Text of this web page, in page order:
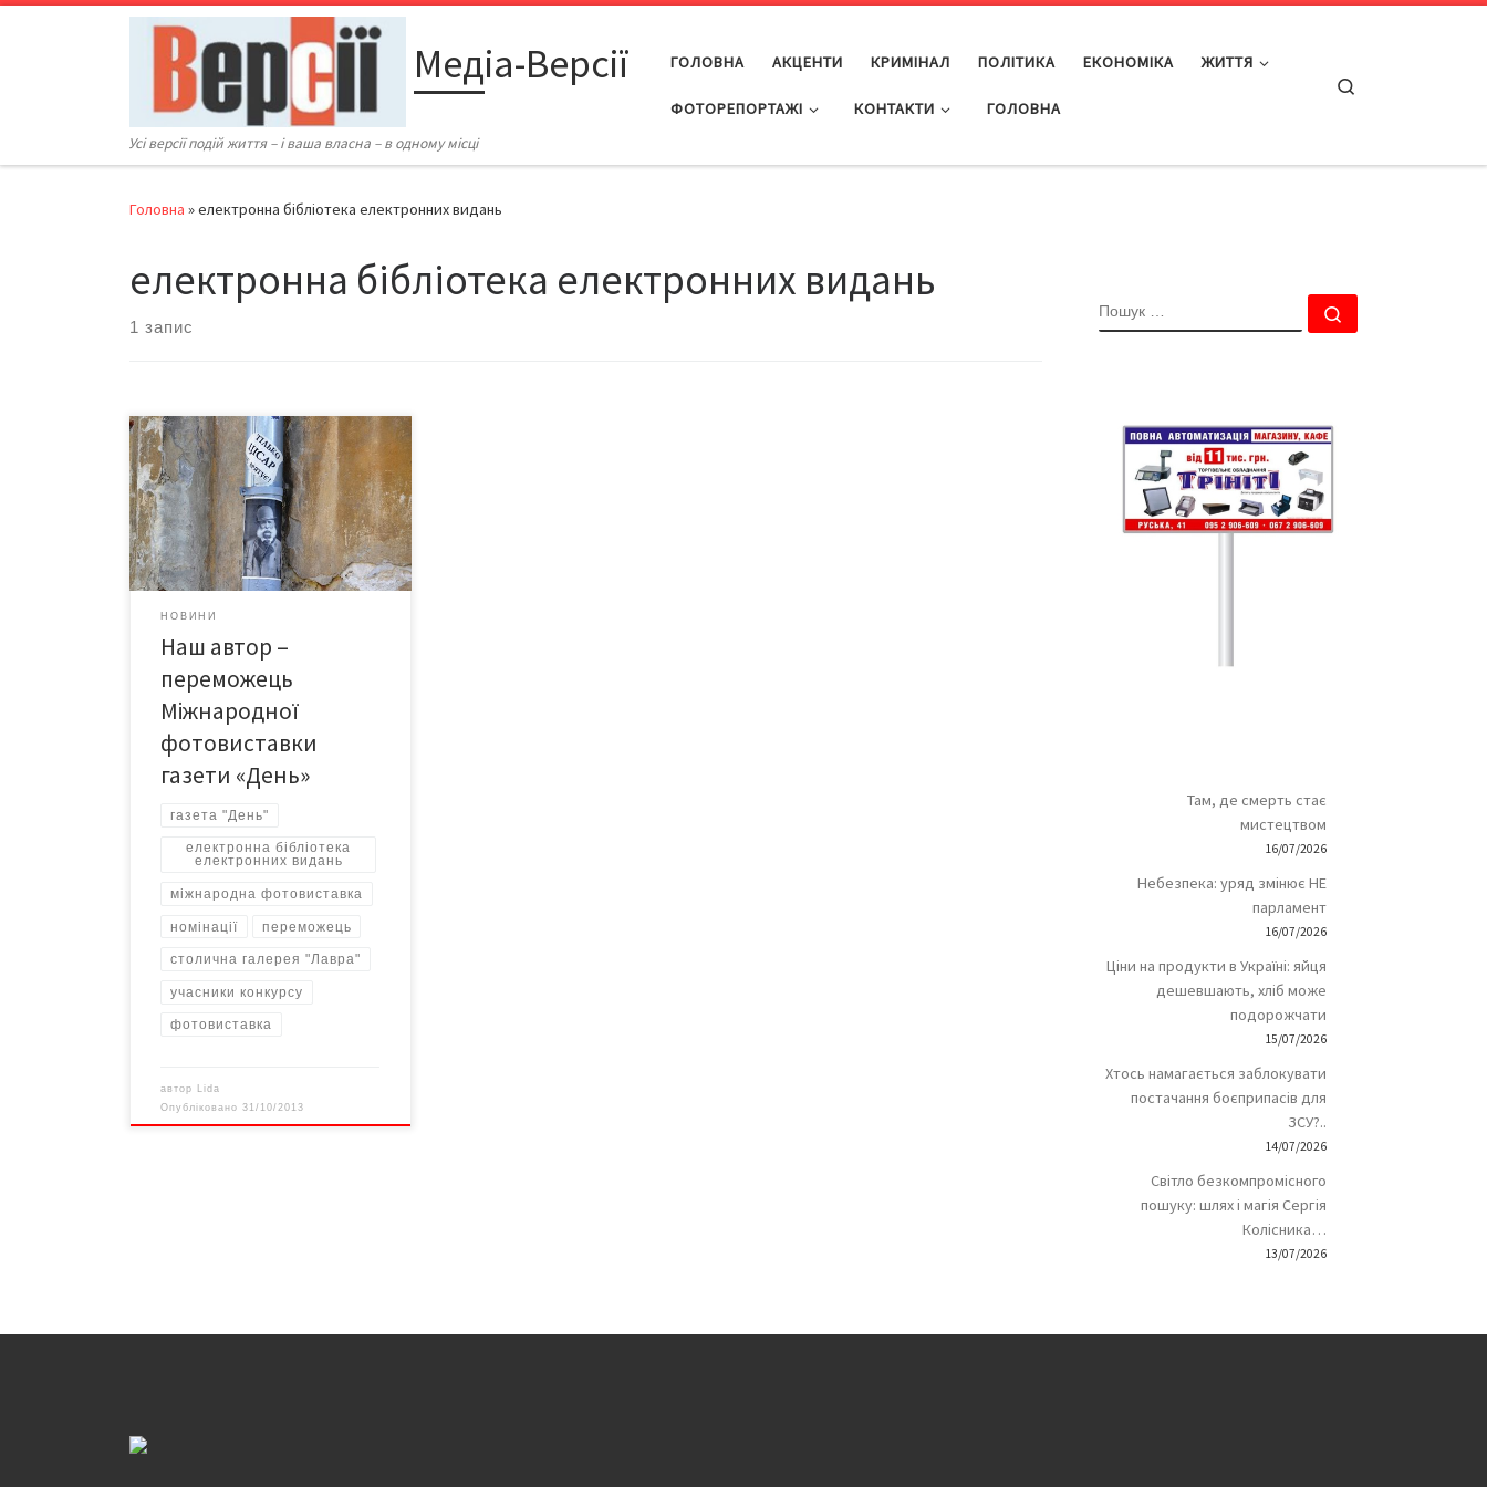
Перейти до вмісту
Медіа-Версії
Усі версії подій життя – і ваша власна – в одному місці
ГОЛОВНА АКЦЕНТИ КРИМІНАЛ ПОЛІТИКА ЕКОНОМІКА ЖИТТЯ
ФОТОРЕПОРТАЖІ КОНТАКТИ ГОЛОВНА
Головна »електронна бібліотека електронних видань
електронна бібліотека електронних видань
1 запис
У столичній галереї «Лавра» триває
XV Міжнародна фотовиставка
«День»-2013». Загалом на
фотоконкурс надійшло 2687 світлин
від 290 учасників. До експозиції
увійшли 350 найкращих робіт. У
номінаціях «Події», «Особистість»,
є» відзнаки здобули понад 60
учасників конкурсу. Серед
газети Тетяна СПОРИНІНА. Їй
вручили […]
НОВИНИ
Наш автор –
переможець
Міжнародної
фотовиставки
газети «День»
газета "День"
електронна бібліотека
електронних видань
міжнародна фотовиставка
номінації переможець
столична галерея "Лавра"
учасники конкурсу
фотовиставка
автор Lida
Опубліковано31/10/2013
ПОШУК
Там, де смерть стає
мистецтвом
16/07/2026
Небезпека: уряд змінює НЕ
парламент
16/07/2026
Ціни на продукти в Україні: яйця
дешевшають, хліб може
подорожчати
15/07/2026
Хтось намагається заблокувати
постачання боєприпасів для
ЗСУ?..
14/07/2026
Світло безкомпромісного
пошуку: шлях і магія Сергія
Колісника…
13/07/2026